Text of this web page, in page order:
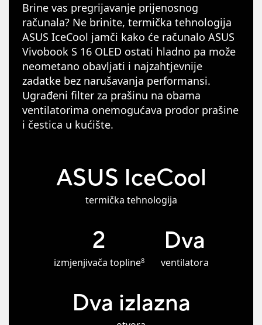
Brine vas pregrijavanje prijenosnog
računala? Ne brinite, termička tehnologija
ASUS IceCool jamči kako će računalo ASUS
Vivobook S 16 OLED ostati hladno pa može
neometano obavljati i najzahtjevnije
zadatke bez narušavanja performansi.
Ugrađeni filter za prašinu na obama
ventilatorima onemogućava prodor prašine
i čestica u kućište.
ASUS IceCool
termička tehnologija
2
izmjenjivača topline8
Dva
ventilatora
Dva izlazna